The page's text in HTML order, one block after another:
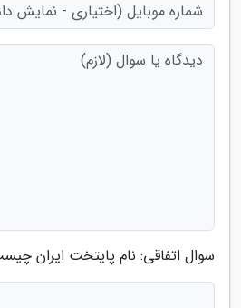
سوال اتفاقی: نام پایتخت ایران